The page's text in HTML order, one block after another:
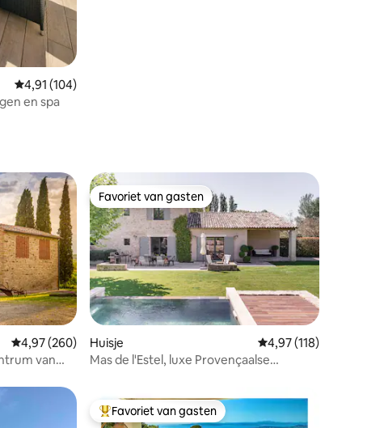
Gemiddelde beoordeling van 4,91 uit 5, 104 recensies
4,91 (104)
en spa
recensies
Gemiddelde beoordeling van 4,97 uit 5, 260 recensies
4,97 (260)
van
Favoriet van gasten
Favoriet van gasten
Huisje Gemiddelde
4,97 (118)
Mas de l'Estel, luxe Provençaalse
Topfavoriet van gasten
Favoriet van gasten